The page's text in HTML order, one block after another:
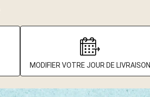
MODIFIER VOTRE JOUR DE LIVRAISON